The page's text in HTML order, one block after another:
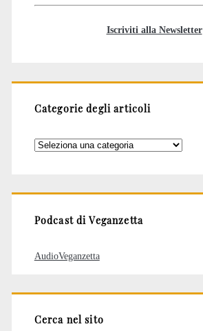
Iscriviti alla Newsletter
Categorie degli articoli
Categorie
Podcast di Veganzetta
AudioVeganzetta
Cerca nel sito